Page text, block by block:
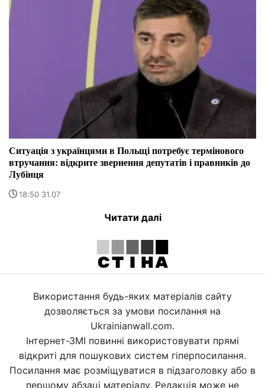
Ситуація з українцями в Польщі потребує термінового
втручання: відкрите звернення депутатів і правників до
Лубінця
18:50 31.07
Читати далі
Використання будь-яких матеріалів сайту
дозволяється за умови посилання на
Ukrainianwall.com.
Інтернет-ЗМІ повинні використовувати прямі
відкриті для пошукових систем гіперпосилання.
Посилання має розміщуватися в підзаголовку або в
першому абзаці матеріалу. Редакція може не